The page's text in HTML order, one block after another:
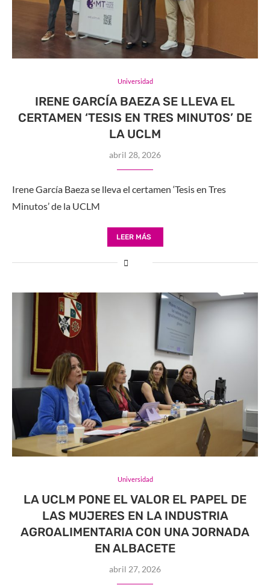
Universidad
IRENE GARCÍA BAEZA SE LLEVA EL
CERTAMEN ‘TESIS EN TRES MINUTOS’ DE
LA UCLM
abril 28, 2026
Irene García Baeza se lleva el certamen ‘Tesis en Tres
Minutos’ de la UCLM
LEER MÁS
Universidad
LA UCLM PONE EL VALOR EL PAPEL DE
LAS MUJERES EN LA INDUSTRIA
AGROALIMENTARIA CON UNA JORNADA
EN ALBACETE
abril 27, 2026